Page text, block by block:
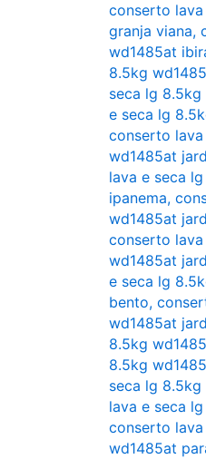
conserto
granja viana,
wd1485at
8.5kg
seca lg
e seca lg
conserto
wd1485at
lava e seca
ipanema,
wd1485at
conserto
wd1485at
e seca lg
bento,
wd1485at
8.5kg
8.5kg
seca lg
lava e seca
conserto
wd1485at